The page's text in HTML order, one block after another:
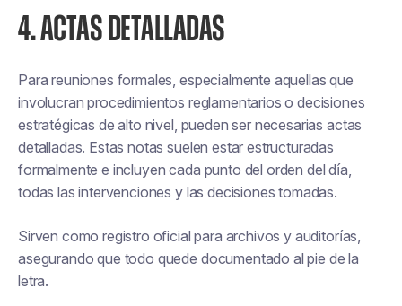
4. ACTAS DETALLADAS
Para reuniones formales, especialmente aquellas que
involucran procedimientos reglamentarios o decisiones
estratégicas de alto nivel, pueden ser necesarias actas
detalladas. Estas notas suelen estar estructuradas
formalmente e incluyen cada punto del orden del día,
todas las intervenciones y las decisiones tomadas.
Sirven como registro oficial para archivos y auditorías,
asegurando que todo quede documentado al pie de la
letra.